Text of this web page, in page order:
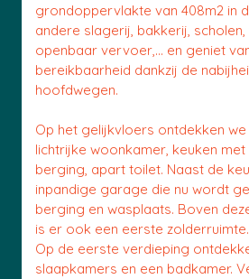
grondoppervlakte van 408m2 in
andere slagerij, bakkerij, scholen,
openbaar vervoer,... en geniet
bereikbaarheid dankzij de
hoofdwegen.
Op het gelijkvloers ontdekken we
lichtrijke woonkamer, keuken
berging, apart toilet. Naast de
inpandige garage die nu wordt
berging en wasplaats. Boven
is er ook een eerste zolderruimte.
Op de eerste verdieping
slaapkamers en een badkamer.